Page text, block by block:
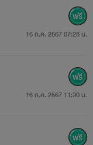
16 ก.ค. 2567 07:28 น.
16 ก.ค. 2567 11:30 น.